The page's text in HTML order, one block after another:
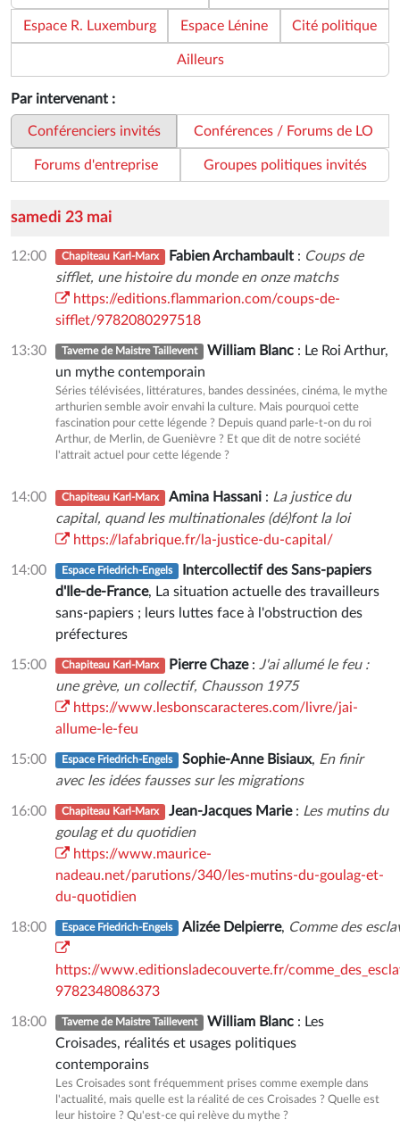
Espace R. Luxemburg Espace Lénine Cité politique
Ailleurs
Par intervenant :
Conférenciers invités Conférences / Forums de LO
Forums d'entreprise Groupes politiques invités
samedi 23 mai
12:00 Chapiteau Karl-Marx Fabien Archambault : Coups de
sifflet, une histoire du monde en onze matchs
https://editions.flammarion.com/coups-de-
sifflet/9782080297518
13:30 Taverne de Maistre Taillevent William Blanc : Le Roi Arthur,
un mythe contemporain
Séries télévisées, littératures, bandes dessinées, cinéma, le mythe
arthurien semble avoir envahi la culture. Mais pourquoi cette
fascination pour cette légende ? Depuis quand parle-t-on du roi
Arthur, de Merlin, de Guenièvre ? Et que dit de notre société
l'attrait actuel pour cette légende ?
14:00 Chapiteau Karl-Marx Amina Hassani : La justice du
capital, quand les multinationales (dé)font la loi
https://lafabrique.fr/la-justice-du-capital/
14:00 Espace Friedrich-Engels
Intercollectif des Sans-papiers
d'Ile-de-France, La situation actuelle des travailleurs
sans-papiers ; leurs luttes face à l'obstruction des
préfectures
15:00 Chapiteau Karl-Marx Pierre Chaze: J'ai allumé le feu :
une grève, un collectif, Chausson 1975
https://www.lesbonscaracteres.com/livre/jai-
allume-le-feu
15:00 Espace Friedrich-Engels Sophie-Anne Bisiaux, En finir
avec les idées fausses sur les migrations
16:00 Chapiteau Karl-Marx Jean-Jacques Marie: Les mutins du
goulag et du quotidien
https://www.maurice-
nadeau.net/parutions/340/les-mutins-du-goulag-et-
du-quotidien
18:00 Espace Friedrich-Engels Alizée Delpierre, Comme des
https://www.editionsladecouverte.fr/
9782348086373
18:00 Taverne de Maistre Taillevent William Blanc : Les
Croisades, réalités et usages politiques
contemporains
Les Croisades sont fréquemment prises comme exemple dans
l'actualité, mais quelle est la réalité de ces Croisades ? Quelle est
leur histoire ? Qu'est-ce qui relève du mythe ?